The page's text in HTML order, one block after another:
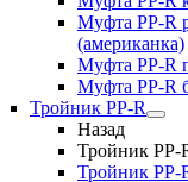
Муфта РР-R
(американка)
Муфта РР-R
Муфта РР-R
Тройник PP-R
Назад
Тройник PP-
Тройник РР-